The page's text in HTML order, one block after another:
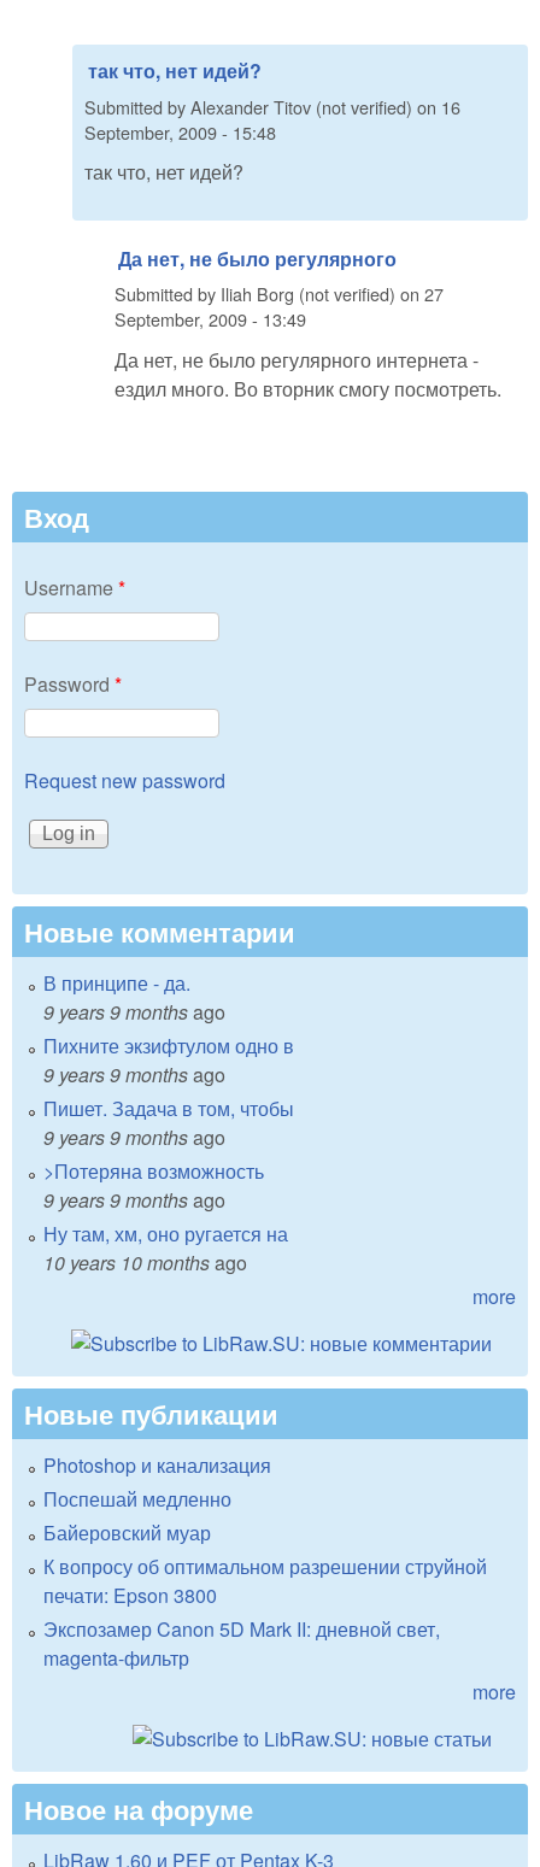
так что, нет идей?
Submitted byAlexander Titov (not verified) on 16
September, 2009 - 15:48
так что, нет идей?
Да нет, не было регулярного
Submitted by Iliah Borg (not verified) on 27
September, 2009 - 13:49
Да нет, не было регулярного интернета -
ездил много. Во вторник смогу посмотреть.
Вход
Username*
Password *
Request new password
Новые комментарии
В принципе - да.
9 years 9 monthsago
Пихните экзифтулом одно в
9 years 9 monthsago
Пишет. Задача в том, чтобы
9 years 9 monthsago
>Потеряна возможность
9 years 9 monthsago
Ну там, хм, оно ругается на
10 years 10 monthsago
more
Новые публикации
Photoshop и канализация
Поспешай медленно
Байеровский муар
К вопросу об оптимальном разрешении струйной
печати: Epson 3800
Экспозамер Canon 5D Mark II: дневной свет,
magenta-фильтр
more
Новое на форуме
LibRaw 1.60 и PEF от Pentax K-3